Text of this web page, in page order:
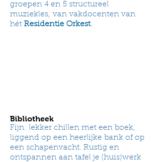
groepen 4 en 5 structureel
muziekles, van vakdocenten van
hét Residentie Orkest.
Bibliotheek
Fijn. lekker chillen met een boek,
liggend op een heerlijke bank of op
een schapenvacht. Rustig en
ontspannen aan tafel je (huis)werk